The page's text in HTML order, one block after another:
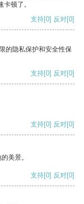
顿了。
支持[0] 反对[0]
的隐私保护和安全性保
支持[0] 反对[0]
支持[0] 反对[0]
美景。
支持[0] 反对[0]